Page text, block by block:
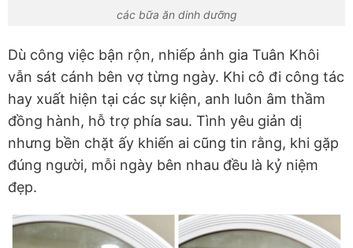
các bữa ăn dinh dưỡng
Dù công việc bận rộn, nhiếp ảnh gia Tuân Khôi
vẫn sát cánh bên vợ từng ngày. Khi cô đi công tác
hay xuất hiện tại các sự kiện, anh luôn âm thầm
đồng hành, hỗ trợ phía sau. Tình yêu giản dị
nhưng bền chặt ấy khiến ai cũng tin rằng, khi gặp
đúng người, mỗi ngày bên nhau đều là kỷ niệm
đẹp.